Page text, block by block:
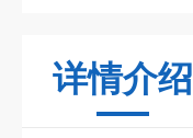
详情介绍